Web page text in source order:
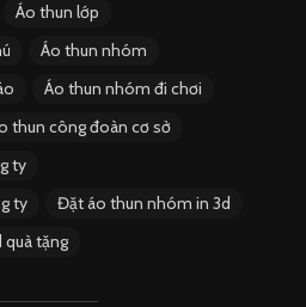
Áo thun lớp
Áo thun nhóm
Áo thun nhóm đi chơi
thun công đoàn cơ sở
ty
ty
Đặt áo thun nhóm in 3d
tặng